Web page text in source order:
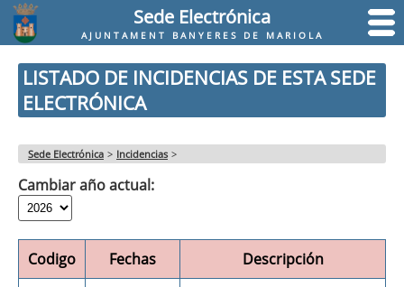
Sede Electrónica
AJUNTAMENT BANYERES DE MARIOLA
LISTADO DE INCIDENCIAS DE ESTA SEDE
ELECTRÓNICA
Sede Electrónica > Incidencias >
Cambiar año actual:
Codigo Fechas
Descripción